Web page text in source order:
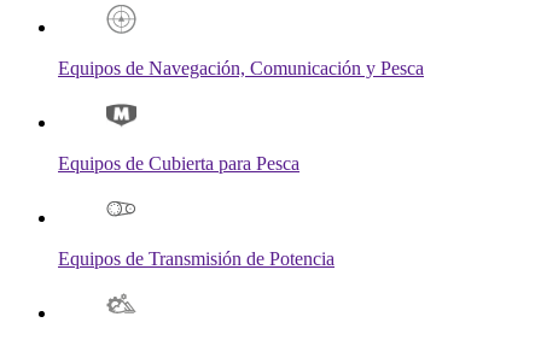
Equipos de Navegación, Comunicación y Pesca
Equipos de Cubierta para Pesca
Equipos de Transmisión de Potencia